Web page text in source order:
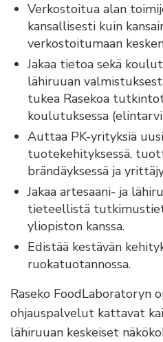
Verkostoitua alan
kansallisesti kuin
verkostoitumaan
Jakaa tietoa sekä
lähiruuan
tukea Rasekoa
koulutuksessa
Auttaa PK-yrityksiä
tuotekehityksessä,
brändäyksessä ja
Jakaa artesaani- ja
tieteellistä
yliopiston kanssa.
Edistää kestävän
ruokatuotannossa.
Raseko FoodLaboratoryn
ohjauspalvelut kattavat
lähiruuan keskeiset